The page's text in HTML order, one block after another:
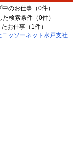
中のお仕事（0件）
た検索条件（0件）
お仕事（1件）
ニッソーネット水戸支社